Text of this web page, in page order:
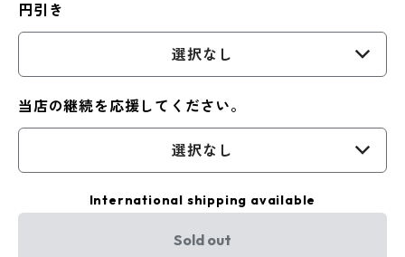
円引き
選択なし
当店の継続を応援してください。
選択なし
International shipping available
Sold out